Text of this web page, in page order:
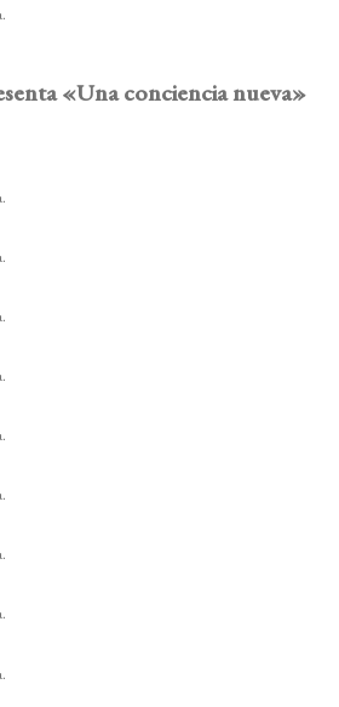
«Una conciencia nueva»